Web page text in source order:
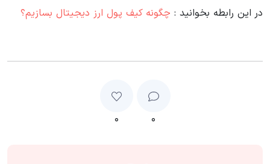
در این رابطه بخوانید‌ : چگونه کیف پول ارز دیجیتال بسازیم؟
۰ ۰